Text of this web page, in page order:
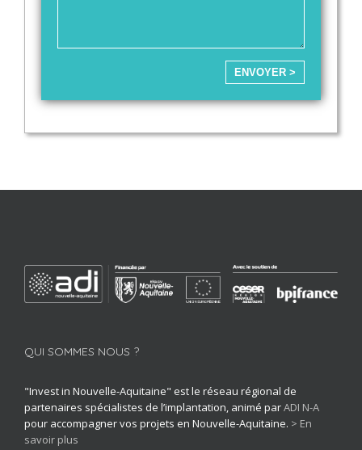
ENVOYER >
QUI SOMMES NOUS ?
"Invest in Nouvelle-Aquitaine" est le réseau régional de
partenaires spécialistes de l’implantation, animé parADI N-A
pour accompagner vos projets en Nouvelle-Aquitaine. > En
savoir plus